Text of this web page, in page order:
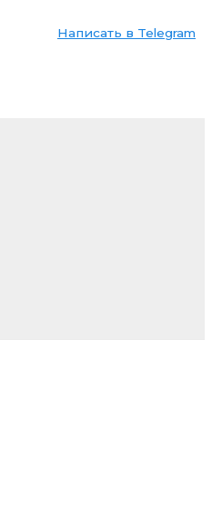
Написать в Telegram